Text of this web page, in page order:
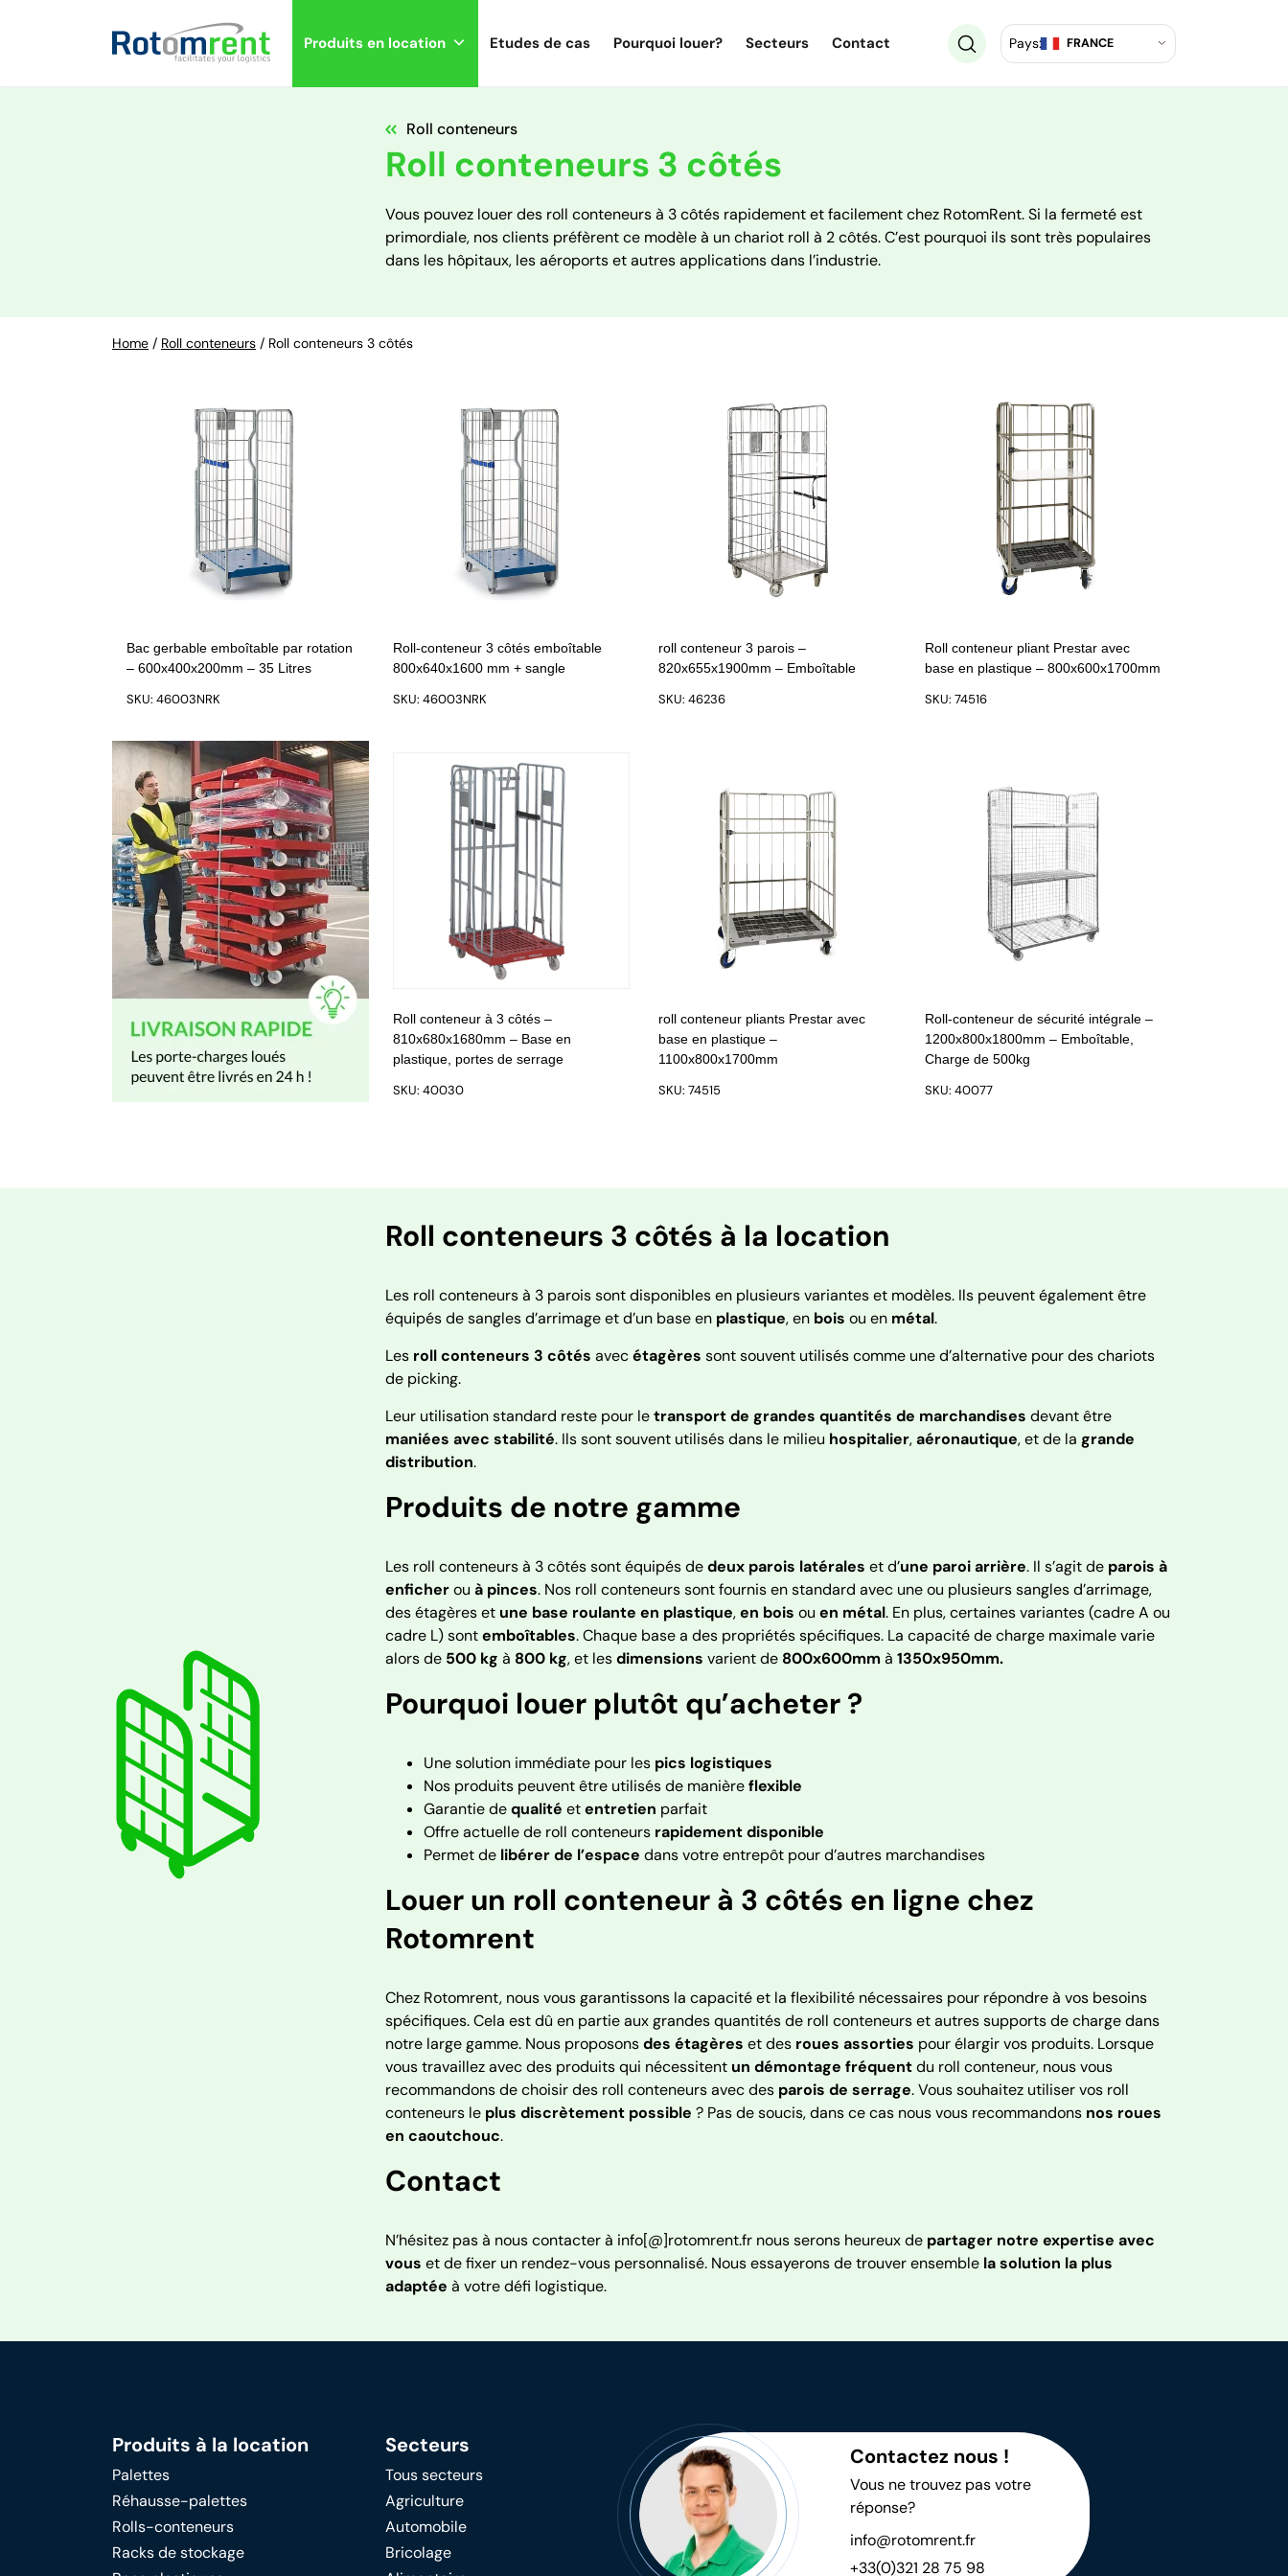
Produits en location Etudes de cas Pourquoi louer? Secteurs Contact Pays: FRANCE
Roll conteneurs
Roll conteneurs 3 côtés
Vous pouvez louer des roll conteneurs à 3 côtés rapidement et facilement chez RotomRent. Si la fermeté est
primordiale, nos clients préfèrent ce modèle à un chariot roll à 2 côtés. C’est pourquoi ils sont très populaires
dans les hôpitaux, les aéroports et autres applications dans l’industrie.
Home / Roll conteneurs / Roll conteneurs 3 côtés
Bac gerbable emboîtable par rotation
– 600x400x200mm – 35 Litres
SKU: 46003NRK
Roll-conteneur 3 côtés emboîtable
800x640x1600 mm + sangle
SKU: 46003NRK
roll conteneur 3 parois –
820x655x1900mm – Emboîtable
SKU: 46236
Roll conteneur pliant Prestar avec
base en plastique – 800x600x1700mm
SKU: 74516
Roll conteneur à 3 côtés –
810x680x1680mm – Base en
plastique, portes de serrage
SKU: 40030
roll conteneur pliants Prestar avec
base en plastique –
1100x800x1700mm
SKU: 74515
Roll-conteneur de sécurité intégrale –
1200x800x1800mm – Emboîtable,
Charge de 500kg
SKU: 40077
Roll conteneurs 3 côtés à la location
Les roll conteneurs à 3 parois sont disponibles en plusieurs variantes et modèles. Ils peuvent également être
équipés de sangles d’arrimage et d’un base en plastique, en bois ou en métal.
Les roll conteneurs 3 côtés avecétagères sont souvent utilisés comme une d’alternative pour des chariots
de picking.
Leur utilisation standard reste pour letransport de grandes quantités de marchandises devant être
maniées avec stabilité. Ils sont souvent utilisés dans le milieu hospitalier,aéronautique, et de la grande
distribution.
Produits de notre gamme
Les roll conteneurs à 3 côtés sont équipés dedeux parois latérales et d’une paroi arrière. Il s’agit de parois à
enficherou à pinces. Nos roll conteneurs sont fournis en standard avec une ou plusieurs sangles d’arrimage,
des étagères et une base roulante en plastique,en bois ou en métal. En plus, certaines variantes (cadre A ou
cadre L) sontemboîtables. Chaque base a des propriétés spécifiques. La capacité de charge maximale varie
alors de 500 kg à 800 kg, et lesdimensions varient de 800x600mm à 1350x950mm.
Pourquoi louer plutôt qu’acheter ?
Une solution immédiate pour les pics logistiques
Nos produits peuvent être utilisés de manièreflexible
Garantie dequalité etentretien parfait
Offre actuelle de roll conteneurs rapidement disponible
Permet de libérer de l’espace dans votre entrepôt pour d’autres marchandises
Louer un roll conteneur à 3 côtés en ligne chez
Rotomrent
Chez Rotomrent, nous vous garantissons la capacité et la flexibilité nécessaires pour répondre à vos besoins
spécifiques. Cela est dû en partie aux grandes quantités de roll conteneurs et autres supports de charge dans
notre large gamme. Nous proposonsdes étagères et des roues assorties pour élargir vos produits. Lorsque
vous travaillez avec des produits qui nécessitent un démontage fréquentdu roll conteneur, nous vous
recommandons de choisir des roll conteneurs avec des parois de serrage. Vous souhaitez utiliser vos roll
conteneurs le plus discrètement possible ? Pas de soucis, dans ce cas nous vous recommandons nos roues
en caoutchouc.
Contact
N’hésitez pas à nous contacter à info[@]rotomrent.fr nous serons heureux de partager notre expertise avec
vous et de fixer un rendez-vous personnalisé. Nous essayerons de trouver ensemble la solution la plus
adaptée à votre défi logistique.
Produits à la location
Palettes
Réhausse-palettes
Rolls-conteneurs
Racks de stockage
Secteurs
Tous secteurs
Agriculture
Automobile
Bricolage
Contactez nous !
Vous ne trouvez pas votre
réponse?
info@rotomrent.fr
+33(0)321 28 75 98